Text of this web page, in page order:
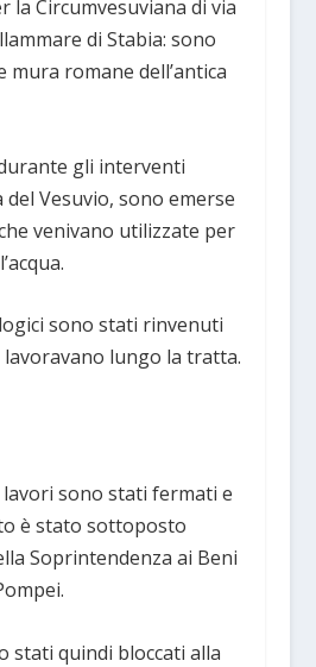
la Circumvesuviana di via
di Stabia: sono
romane dell’antica
gli interventi
del Vesuvio, sono emerse
venivano utilizzate per
sono stati rinvenuti
lungo la tratta.
sono stati fermati e
è stato sottoposto
Soprintendenza ai Beni
stati quindi bloccati alla